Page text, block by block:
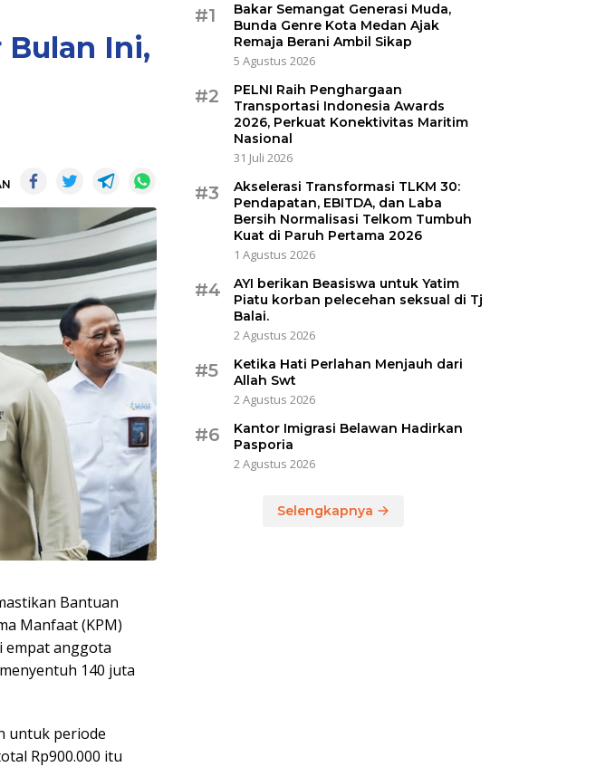
Bulan Ini,
Bantuan
Manfaat (KPM)
empat anggota
140 juta
untuk periode
Rp900.000 itu
#1
Bakar Semangat Generasi Muda,
Bunda Genre Kota Medan Ajak
Remaja Berani Ambil Sikap
5 Agustus 2026
#2
PELNI Raih Penghargaan
Transportasi Indonesia Awards
2026, Perkuat Konektivitas Maritim
Nasional
31 Juli 2026
#3
Akselerasi Transformasi TLKM 30:
Pendapatan, EBITDA, dan Laba
Bersih Normalisasi Telkom Tumbuh
Kuat di Paruh Pertama 2026
1 Agustus 2026
#4
AYI berikan Beasiswa untuk Yatim
Piatu korban pelecehan seksual di Tj
Balai.
2 Agustus 2026
#5
Ketika Hati Perlahan Menjauh dari
Allah Swt
2 Agustus 2026
#6
Kantor Imigrasi Belawan Hadirkan
Pasporia
2 Agustus 2026
Selengkapnya